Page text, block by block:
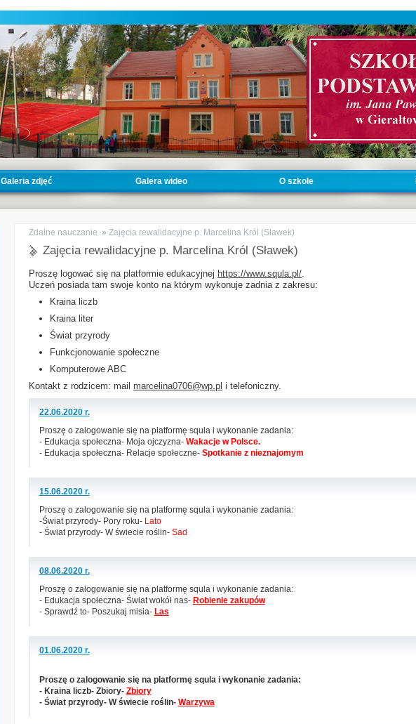
Galeria zdjęć Galera wideo O szkole
Zajęcia rewalidacyjne p. Marcelina Król (Sławek)
Zdalne nauczanie »Zajęcia rewalidacyjne p. Marcelina Król (Sławek)
Proszę logować się na platformie edukacyjnej https://www.squla.pl/.
Uczeń posiada tam swoje konto na którym wykonuje zadnia z zakresu:
Kraina liczb
Kraina liter
Świat przyrody
Funkcjonowanie społeczne
Komputerowe ABC
Kontakt z rodzicem: mail marcelina0706@wp.pl i telefoniczny.
22.06.2020 r.
Proszę o zalogowanie się na platformę squla i wykonanie zadania:
- Edukacja społeczna- Moja ojczyzna- Wakacje w Polsce.
- Edukacja społeczna- Relacje społeczne- Spotkanie z nieznajomym
15.06.2020 r.
Proszę o zalogowanie się na platformę squla i wykonanie zadania:
-Świat przyrody- Pory roku- Lato
- Świat przyrody- W świecie roślin- Sad
08.06.2020 r.
Proszę o zalogowanie się na platformę squla i wykonanie zadania:
- Edukacja społeczna- Świat wokół nas- Robienie zakupów
- Sprawdź to- Poszukaj misia- Las
01.06.2020 r.
Proszę o zalogowanie się na platformę squla i wykonanie zadania:
- Kraina liczb- Zbiory- Zbiory
- Świat przyrody- W świecie roślin- Warzywa